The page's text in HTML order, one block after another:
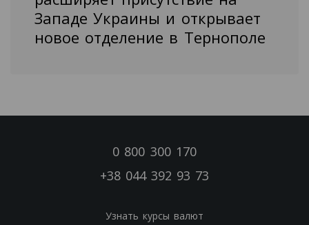
Западе Украины и открывает
новое отделение в Тернополе
0 800 300 170
+38 044 392 93 73
Узнать курсы валют